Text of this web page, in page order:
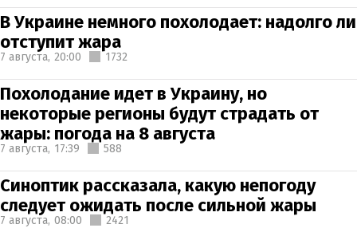
В Украине немного похолодает: надолго ли
отступит жара
7 августа, 20:00 1732
Похолодание идет в Украину, но
некоторые регионы будут страдать от
жары: погода на 8 августа
7 августа, 17:39 588
Синоптик рассказала, какую непогоду
следует ожидать после сильной жары
7 августа, 08:00 2421